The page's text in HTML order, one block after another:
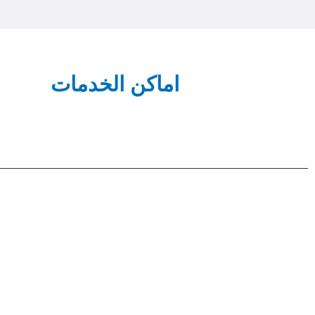
اماكن الخدمات